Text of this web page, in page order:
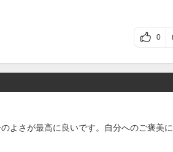
0
よさが最高に良いです。自分へのご褒美